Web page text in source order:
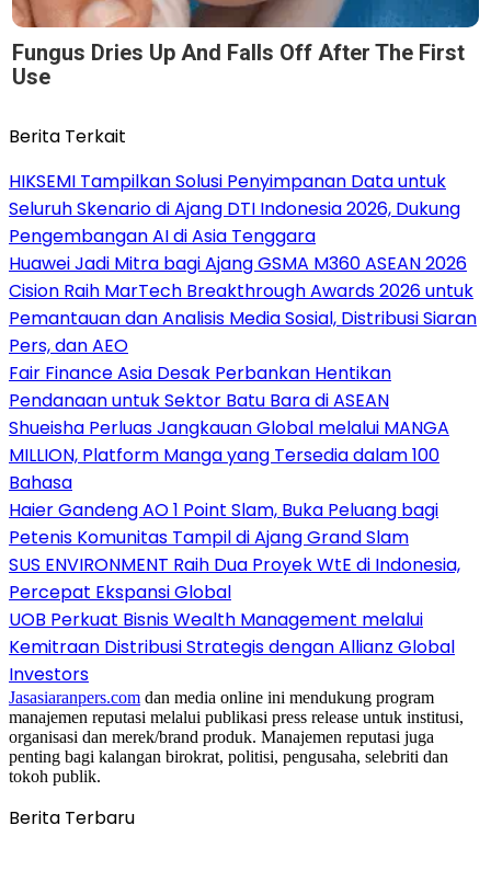
Fungus Dries Up And Falls Off After The First
Use
Berita Terkait
HIKSEMI Tampilkan Solusi Penyimpanan Data untuk
Seluruh Skenario di Ajang DTI Indonesia 2026, Dukung
Pengembangan AI di Asia Tenggara
Huawei Jadi Mitra bagi Ajang GSMA M360 ASEAN 2026
Cision Raih MarTech Breakthrough Awards 2026 untuk
Pemantauan dan Analisis Media Sosial, Distribusi Siaran
Pers, dan AEO
Fair Finance Asia Desak Perbankan Hentikan
Pendanaan untuk Sektor Batu Bara di ASEAN
Shueisha Perluas Jangkauan Global melalui MANGA
MILLION, Platform Manga yang Tersedia dalam 100
Bahasa
Haier Gandeng AO 1 Point Slam, Buka Peluang bagi
Petenis Komunitas Tampil di Ajang Grand Slam
SUS ENVIRONMENT Raih Dua Proyek WtE di Indonesia,
Percepat Ekspansi Global
UOB Perkuat Bisnis Wealth Management melalui
Kemitraan Distribusi Strategis dengan Allianz Global
Investors
Jasasiaranpers.com dan media online ini mendukung program
manajemen reputasi melalui publikasi press release untuk institusi,
organisasi dan merek/brand produk. Manajemen reputasi juga
penting bagi kalangan birokrat, politisi, pengusaha, selebriti dan
tokoh publik.
Berita Terbaru